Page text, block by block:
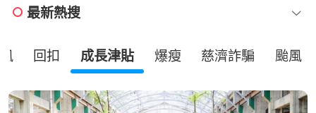
最新熱搜
回扣 成長津貼 爆瘦 慈濟詐騙 颱風